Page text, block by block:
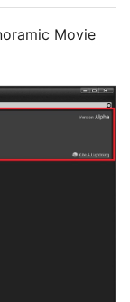
Movie